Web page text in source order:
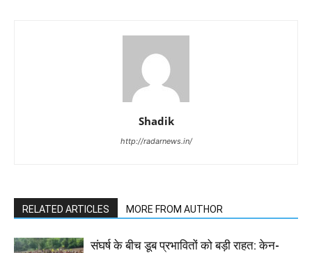
Shadik
http://radarnews.in/
RELATED ARTICLES MORE FROM AUTHOR
संघर्ष के बीच डूब प्रभावितों को बड़ी राहत: केन-